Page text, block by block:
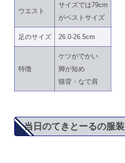
ウエスト
サイズでは79cm
がベストサイズ
足のサイズ 26.0-26.5cm
特徴
ケツがでかい
脚が短め
猫背・なで肩
当日のてきとーるの服装